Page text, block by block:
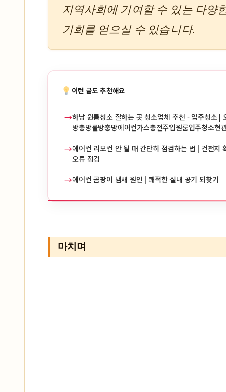
지역사회에 기여할 수 있는 다양
기회를 얻으실 수 있습니다.
이런 글도 추천해요
→하남 원룸청소 잘하는 곳 청소업체 추천 - 입주청소 |
방충망롤방충망에어컨가스충전주입원룸입주청소현
→에어컨 리모컨 안 될 때 간단히 점검하는 법 | 건전지
오류 점검
→에어컨 곰팡이 냄새 원인 | 쾌적한 실내 공기 되찾기
마치며